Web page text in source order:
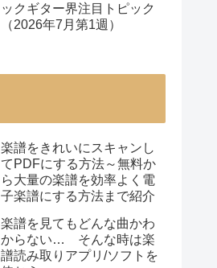
ックギター界注目トピック
（2026年7月第1週）
楽譜をきれいにスキャンし
てPDFにする方法～無料か
ら大量の楽譜を効率よく電
子楽譜にする方法まで紹介
楽譜を見てもどんな曲かわ
からない… そんな時は楽
譜読み取りアプリ/ソフトを